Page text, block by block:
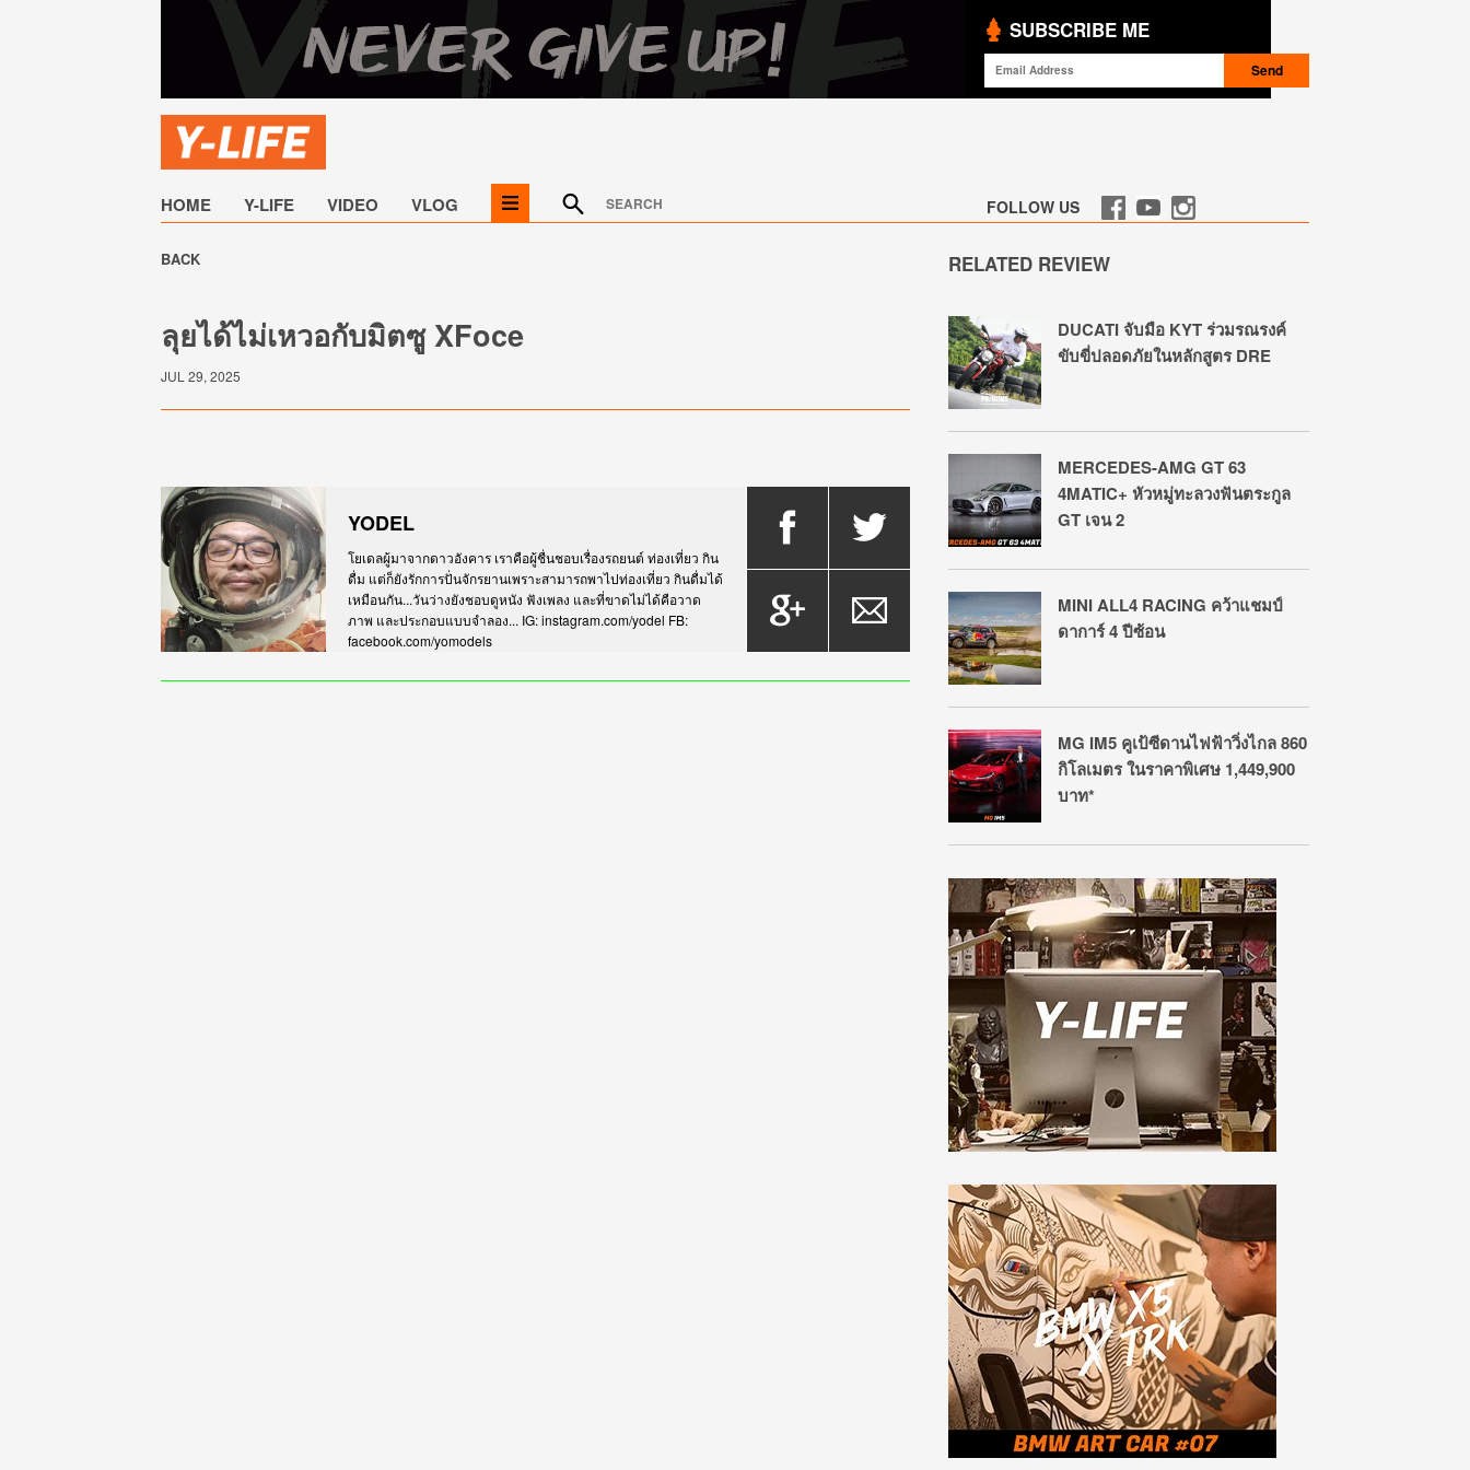
SUBSCRIBE ME
HOME Y-LIFE VIDEO VLOG FOLLOW US
BACK
ลุยได้ไม่เหวอกับมิตซู XFoce
JUL 29, 2025
YODEL
โยเดลผู้มาจากดาวอังคาร เราคือผู้ชื่นชอบเรื่องรถยนต์ ท่องเที่ยว กิน
ดื่ม แต่ก็ยังรักการปั่นจักรยานเพราะสามารถพาไปท่องเที่ยว กินดื่มได้
เหมือนกัน...วันว่างยังชอบดูหนัง ฟังเพลง และที่ขาดไม่ได้คือวาด
ภาพ และประกอบแบบจำลอง... IG: instagram.com/yodel FB:
facebook.com/yomodels
RELATED REVIEW
DUCATI จับมือ KYT ร่วมรณรงค์
ขับขี่ปลอดภัยในหลักสูตร DRE
MERCEDES-AMG GT 63
4MATIC+ หัวหมู่ทะลวงฟันตระกูล
GT เจน 2
MINI ALL4 RACING คว้าแชมป์
ดาการ์ 4 ปีซ้อน
MG IM5 คูเป้ซีดานไฟฟ้าวิ่งไกล 860
กิโลเมตร ในราคาพิเศษ 1,449,900
บาท*